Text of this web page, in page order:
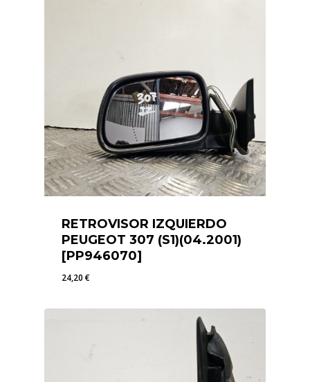
RETROVISOR IZQUIERDO
PEUGEOT 307 (S1)(04.2001)
[PP946070]
24,20€